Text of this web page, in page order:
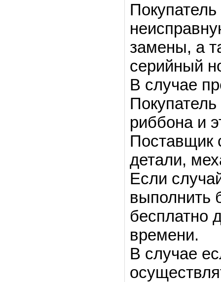
замены, а
серийный
В случае
риббона и
Поставщик
детали,
Если
выполнить
бесплатно
времени.
В случае